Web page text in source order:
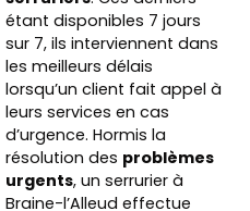
étant disponibles 7 jours
sur 7, ils interviennent dans
les meilleurs délais
lorsqu’un client fait appel à
leurs services en cas
d’urgence. Hormis la
résolution des problèmes
urgents, un serrurier à
Braine-l’Alleud effectue